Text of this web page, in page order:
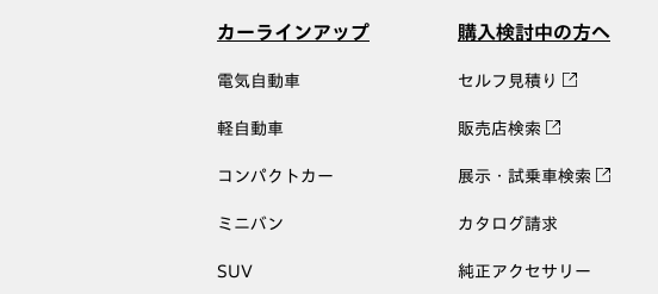
カーラインアップ
電気自動車
軽自動車
コンパクトカー
ミニバン
SUV
購入検討中の方へ
セルフ見積り
販売店検索
展示・試乗車検索
カタログ請求
純正アクセサリー